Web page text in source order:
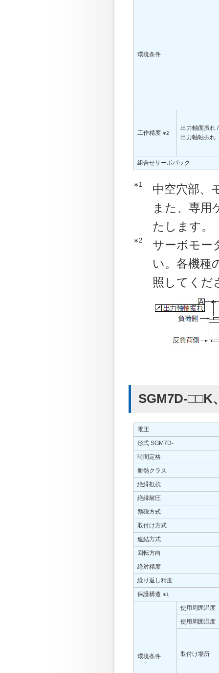
環境条件
工作精度 ∗2
出力軸面振れ /
出力軸軸振れ
組合せサーボパック
∗1
中空穴部、
また、専用
たします。
∗2
サーボモー
い。各機種
照してくだ
SGM7D-□□K
電圧
形式 SGM7D-
時間定格
耐熱クラス
絶縁抵抗
絶縁耐圧
励磁方式
取付け方式
連結方式
回転方向
絶対精度
繰り返し精度
保護構造 ∗1
環境条件
使用周囲温度
使用周囲湿度
取付け場所